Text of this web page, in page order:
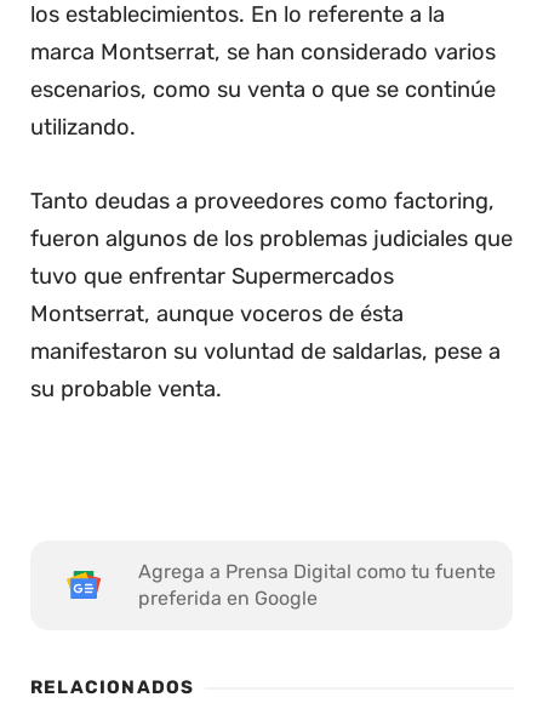
los establecimientos. En lo referente a la
marca Montserrat, se han considerado varios
escenarios, como su venta o que se continúe
utilizando.
Tanto deudas a proveedores como factoring,
fueron algunos de los problemas judiciales que
tuvo que enfrentar Supermercados
Montserrat, aunque voceros de ésta
manifestaron su voluntad de saldarlas, pese a
su probable venta.
Agrega a Prensa Digital como tu fuente
preferida en Google
RELACIONADOS